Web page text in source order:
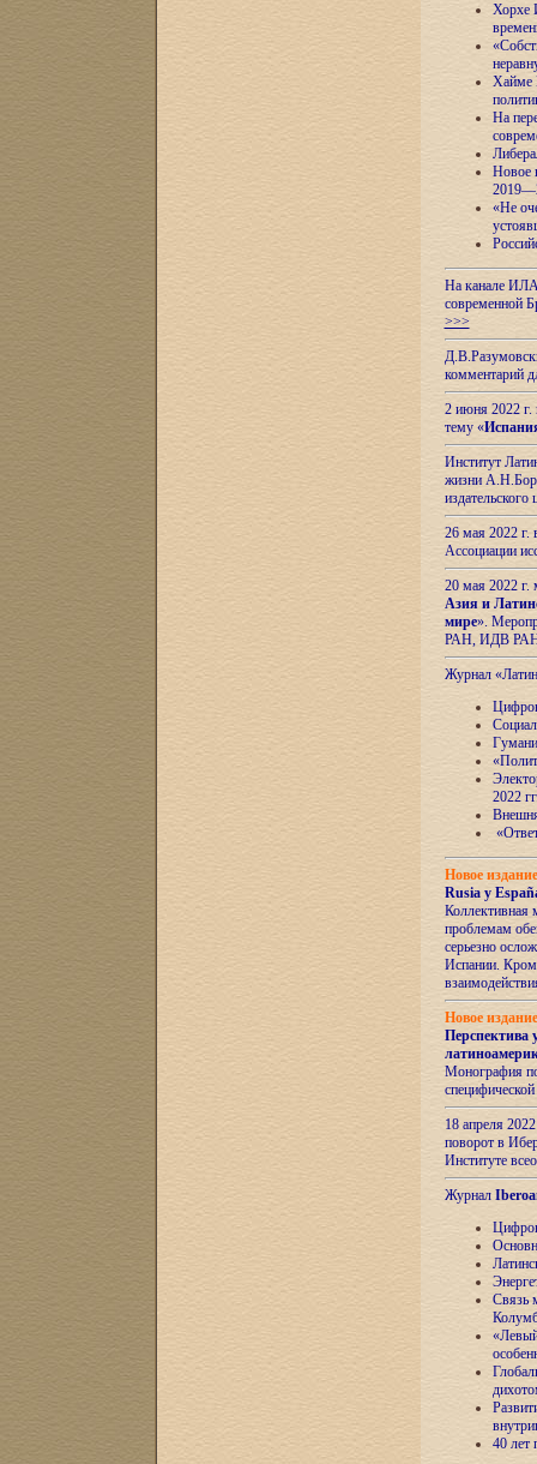
Хорхе
Хайме
На
Новое
«Не
На канале ИЛА
современной
>>>
комментарий
2 июня 2022 г.
тему «
Институт
жизни
26 мая 2022
Ассоциации
20 мая 2022
Азия и
мире».
РАН, ИДВ
Журнал
2022
Новое
Rusia y
Коллективная
проблемам
серьезно
Испании.
Новое
Перспектива
Монография
18 апреля
поворот в
Институте
Журнал
Связь
40 лет